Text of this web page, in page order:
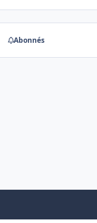
Abonnés